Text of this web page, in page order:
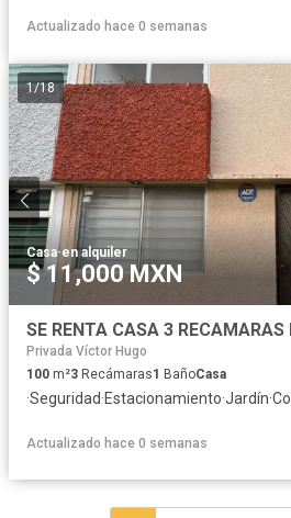
Actualizado hace 0 semanas
1/18
Casa·en alquiler
$ 11,000 MXN
Privada Víctor Hugo
100 m²3 Recámaras1 BañoCasa
·Seguridad·Estacionamiento·Jardín·
Actualizado hace 0 semanas